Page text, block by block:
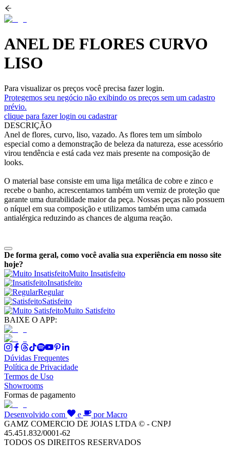
ANEL DE FLORES CURVO
LISO
Para visualizar os preços você precisa fazer login.
Protegemos seu negócio não exibindo os preços sem um cadastro
prévio.
clique para fazer login ou cadastrar
DESCRIÇÃO
Anel de flores, curvo, liso, vazado. As flores tem um símbolo
especial como a demonstração de beleza da natureza, esse acessório
virou tendência e está cada vez mais presente na composição de
looks.
O material base consiste em uma liga metálica de cobre e zinco e
recebe o banho, acrescentamos também um verniz de proteção que
garante uma durabilidade maior da peça. Nossas peças não possuem
o níquel em sua composição e utilizamos também uma camada
antialérgica reduzindo as chances de alguma reação.
De forma geral, como você avalia sua experiência em nosso site
hoje?
Muito Insatisfeito
Insatisfeito
Regular
Satisfeito
Muito Satisfeito
BAIXE O APP:
Dúvidas Frequentes
Política de Privacidade
Termos de Uso
Showrooms
Formas de pagamento
Desenvolvido com e
por Macro
GAMZ COMERCIO DE JOIAS LTDA © - CNPJ
45.451.832/0001-62
TODOS OS DIREITOS RESERVADOS